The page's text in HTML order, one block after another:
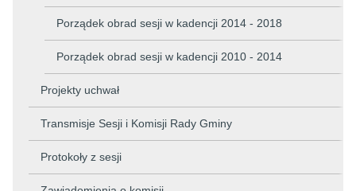
Porządek obrad sesji w kadencji 2014 - 2018
Porządek obrad sesji w kadencji 2010 - 2014
Projekty uchwał
Transmisje Sesji i Komisji Rady Gminy
Protokoły z sesji